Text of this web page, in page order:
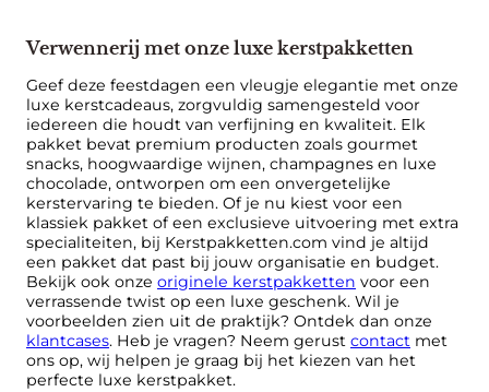
Verwennerij met onze luxe kerstpakketten
Geef deze feestdagen een vleugje elegantie met onze
luxe kerstcadeaus, zorgvuldig samengesteld voor
iedereen die houdt van verfijning en kwaliteit. Elk
pakket bevat premium producten zoals gourmet
snacks, hoogwaardige wijnen, champagnes en luxe
chocolade, ontworpen om een onvergetelijke
kerstervaring te bieden. Of je nu kiest voor een
klassiek pakket of een exclusieve uitvoering met extra
specialiteiten, bij Kerstpakketten.com vind je altijd
een pakket dat past bij jouw organisatie en budget.
Bekijk ook onze originele kerstpakketten voor een
verrassende twist op een luxe geschenk. Wil je
voorbeelden zien uit de praktijk? Ontdek dan onze
klantcases. Heb je vragen? Neem gerust contact met
ons op, wij helpen je graag bij het kiezen van het
perfecte luxe kerstpakket.